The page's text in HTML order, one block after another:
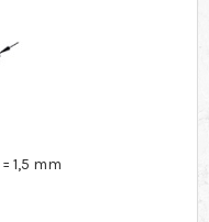
1,5 mm